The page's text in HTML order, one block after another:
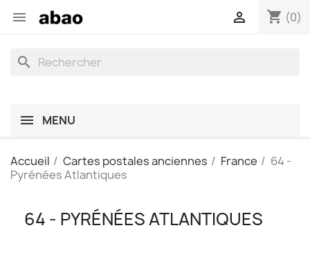
 shopping_cart (0)

search
MENU
Accueil Cartes postales anciennes France
64 -
Pyrénées Atlantiques
64 - PYRÉNÉES ATLANTIQUES